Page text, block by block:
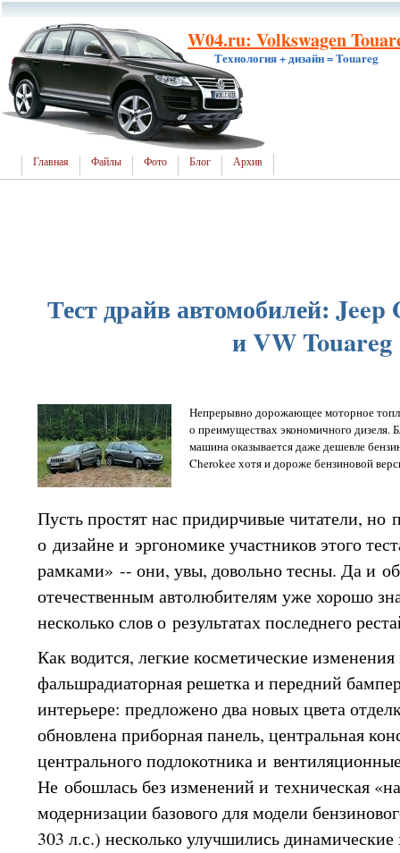
W04.ru: Volkswagen
Технология + дизайн = Touareg
Главная Файлы Фото Блог Архив
Тест драйв автомобилей:
и VW Touareg
Непрерывно дорожающее моторное
о преимуществах экономичного дизеля.
машина оказывается даже дешевле
Cherokee хотя и дороже бензиновой
Пусть простят нас придирчивые читатели, но
о дизайне и эргономике участников этого
рамками» -- они, увы, довольно тесны. Да и
отечественным автолюбителям уже хорошо
несколько слов о результатах последнего
Как водится, легкие косметические
фальшрадиаторная решетка и передний
интерьере: предложено два новых цвета
обновлена приборная панель, центральная
центрального подлокотника и
Не обошлась без изменений и техническая
модернизации базового для модели
303 л.с.) несколько улучшились динамические